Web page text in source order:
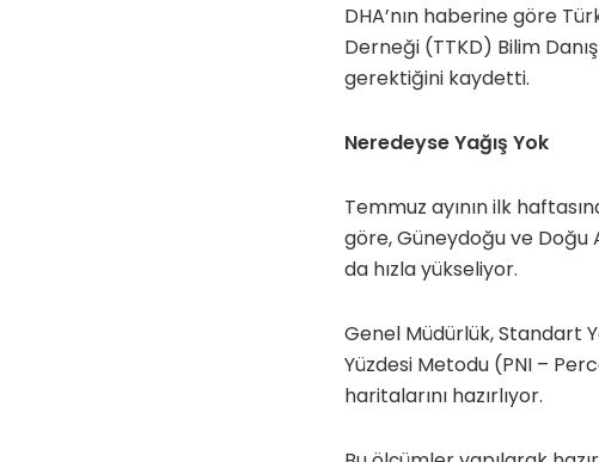
DHA’nın haberine göre
Derneği (TTKD) Bilim
gerektiğini kaydetti.
Neredeyse Yağış Yok
Temmuz ayının ilk
göre, Güneydoğu ve Doğu
da hızla yükseliyor.
Genel Müdürlük, Standart
Yüzdesi Metodu (PNI –
haritalarını hazırlıyor.